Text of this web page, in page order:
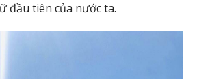
đầu tiên của nước ta.